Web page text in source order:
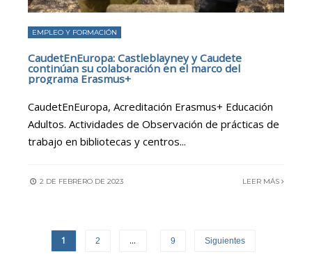
EMPLEO Y FORMACIÓN
CaudetEnEuropa: Castleblayney y Caudete
continúan su colaboración en el marco del
programa Erasmus+
CaudetEnEuropa, Acreditación Erasmus+ Educación
Adultos. Actividades de Observación de prácticas de
trabajo en bibliotecas y centros...
2 DE FEBRERO DE 2023 LEER MÁS
1 2 … 9 Siguientes